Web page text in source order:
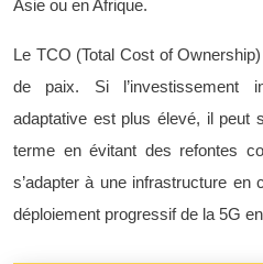
Asie ou en Afrique.
Le TCO (Total Cost of
de paix. Si l’investissement
adaptative est plus élevé, il peut
terme en évitant des refontes
s’adapter à une infrastructure en
déploiement progressif de la 5G